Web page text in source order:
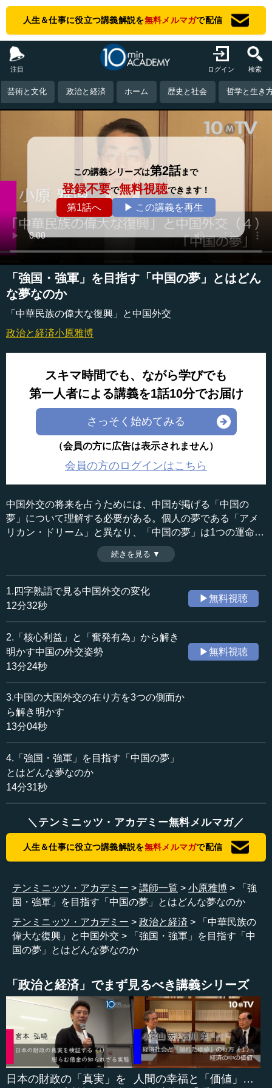
人生＆仕事に役立つ講義解説を無料メルマガで配信
注目 ログイン 検索
芸術と文化 政治と経済 ホーム 歴史と社会 哲学と生き
この講義シリーズは第2話まで
登録不要で無料視聴できます！
第1話へ ▶ この講義を再生
「強国・強軍」を目指す「中国の夢」とはどん
な夢なのか
「中華民族の偉大な復興」と中国外交
政治と経済小原雅博
スキマ時間でも、ながら学びでも
第一人者による講義を1話10分でお届け
さっそく始めてみる
（会員の方に広告は表示されません）
会員の方のログインはこちら
中国外交の将来を占うためには、中国が掲げる「中国の
夢」について理解する必要がある。個人の夢である「アメ
リカン・ドリーム」と異なり、「中国の夢」は1つの運命共
同体として捉えられた国家・民族・個人の夢である。それ
は、どのような特徴を持ち、どのように世界を変えていく
のだろうか。（全4話中第4話）
収録日：2019年4月4日
追加日：2019年6月11日
カテゴリー：
≪全文≫
●「強国・強軍」を目指す「中国の夢」
軍」を目指す「中国の夢」について考え、中国の外交の将
来を占っていきたいと思います。
2012年11月、党大会で新たな最高指導者に選出された直
後に、習近平総書記は、他の6名の中央政治局常務委員を引
き連れて国家博物館での「復興の道」展を参観し、そこで
初めて、「中国の夢」に言及する講話を行いました。
その際に習近平氏は、以下のように言っています。
「私は、中華民族の偉大な復興を実現することこそが、中
華民族が近代以来抱き続けてきた最も偉大な夢である、と
縮し、中華民族と中国人民の全体の利益を反映しており、
中華の子女一人ひとりが抱く共通の願いである」「歴史が
民族の前途と運命に密接に関係している。国家がうまくい
き、民族がうまくいって初めて我々一人ひとりもうまくい
くだろう」
アメリカが超大国への階段を駆け上った20世紀、「アメ
リカン・ドリーム」は世界中の多くの人々の魂を揺さぶ
り、彼ら彼女らをアメリカ社会に引き寄せました。そして
今、「パクス・シニカ」、すなわち中国の覇権による平和
となる可能性を秘めた21世紀に、われわれはいます。「中
国の夢」は、中国を、そして世界をどう変えるのでしょう
か。
続きを見る ▼
1.四字熟語で見る中国外交の変化
12分32秒
▶無料視聴
2.「核心利益」と「奮発有為」から解き
明かす中国の外交姿勢
13分24秒
▶無料視聴
3.中国の大国外交の在り方を3つの側面か
ら解き明かす
13分04秒
4.「強国・強軍」を目指す「中国の夢」
とはどんな夢なのか
14分31秒
＼テンミニッツ・アカデミー無料メルマガ／
人生＆仕事に役立つ講義解説を無料メルマガで配信
テンミニッツ・アカデミー 講師一覧 小原雅博
「強
国・強軍」を目指す「中国の夢」とはどんな夢なのか
テンミニッツ・アカデミー
政治と経済
「中華民族の
偉大な復興」と中国外交
「強国・強軍」を目指す「中
国の夢」とはどんな夢なのか
「政治と経済」でまず見るべき講義シリーズ
日本の財政の「真実」を
人間の幸福と「価値」…